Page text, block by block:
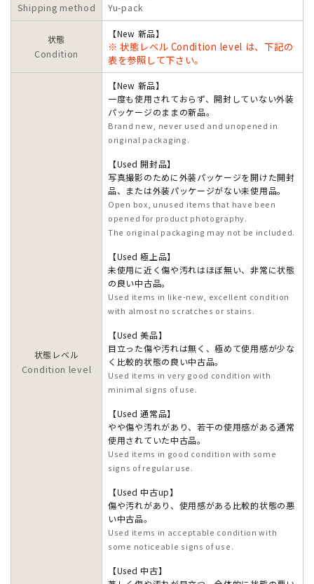
Shipping method Yu-pack
状態
Condition
【New 新品】
※ 状態レベル Condition level は、下記の
表を参照して下さい。
状態レベル
Condition level
【New 新品】
一度も使用されておらず、開封していない外装
パッケージのままの新品。
Brand new, never used and unopened in
original packaging.
【Used 開封品】
写真撮影のために外装パッケージを開けた開封
品、または外装パッケージがない未使用品。
Open box, unused items that have been
opened for product photography.
The original packaging may not be included.
【Used 極上品】
未使用に近く傷や汚れはほぼ無い、非常に状態
の良い中古品。
Used items in like-new, excellent condition
with almost no scratches or stains.
【Used 美品】
目立った傷や汚れは無く、極めて使用感が少な
く比較的状態の良い中古品。
Used items in very good condition with
minimal signs of use.
【Used 通常品】
やや傷や汚れがあり、若干の使用感がある通常
使用されていた中古品。
Used items in good condition with some
signs of regular use.
【Used 中古up】
傷や汚れがあり、使用感がある比較的状態の悪
い中古品。
Used items in acceptable condition with
some noticeable signs of use.
【Used 中古】